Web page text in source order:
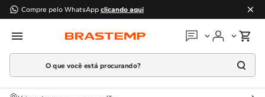
Compre pelo WhatsApp clicando aqui
Em que podemos
O que você está procurando?
Termos mais buscados